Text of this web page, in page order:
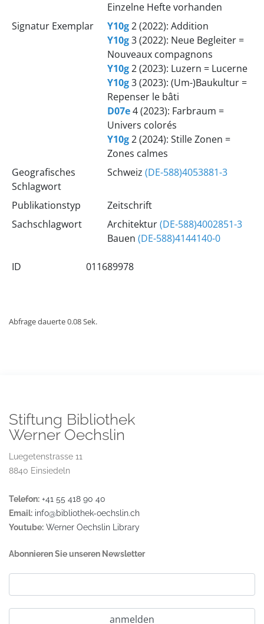
Einzelne Hefte vorhanden
Signatur Exemplar
Y10g2 (2022): Addition
Y10g3 (2022): Neue Begleiter =
Nouveaux compagnons
Y10g2 (2023): Luzern = Lucerne
Y10g3 (2023): (Um-)Baukultur =
Repenser le bâti
D07e4 (2023): Farbraum =
Univers colorés
Y10g2 (2024): Stille Zonen =
Zones calmes
Geografisches
Schlagwort
Schweiz (DE-588)4053881-3
Publikationstyp
Zeitschrift
Sachschlagwort
Architektur(DE-588)4002851-3
Bauen (DE-588)4144140-0
ID 011689978
Abfrage dauerte 0.08 Sek.
Stiftung Bibliothek
Werner Oechslin
Luegetenstrasse 11
8840 Einsiedeln
Telefon: +41 55 418 90 40
Email: info@bibliothek-oechslin.ch
Youtube: Werner Oechslin Library
Abonnieren Sie unseren Newsletter